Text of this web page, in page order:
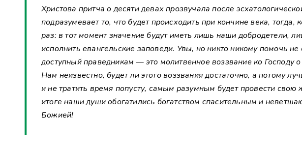
Христова притча о десяти девах прозвучала после
подразумевает то, что будет происходить при кончине века, тогда,
раз: в тот момент значение будут иметь лишь наши добродетели,
исполнить евангельские заповеди. Увы, но никто никому помочь
доступный праведникам — это молитвенное воззвание ко Господу
Нам неизвестно, будет ли этого воззвания достаточно, а потому
и не тратить время попусту, самым разумным будет провести свою
итоге наши души обогатились богатством спасительным и
Божией!